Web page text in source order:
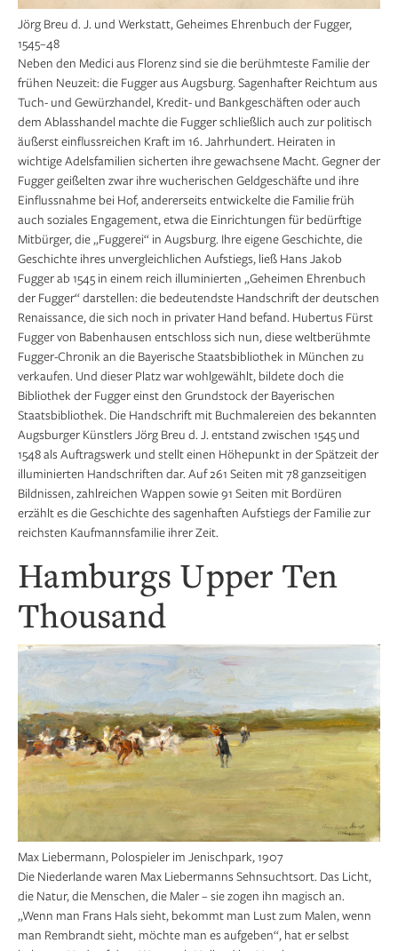
Jörg Breu d. J. und Werkstatt, Geheimes Ehrenbuch der Fugger,
1545–48
Neben den Medici aus Florenz sind sie die berühmteste Familie der
frühen Neuzeit: die Fugger aus Augsburg. Sagenhafter Reichtum aus
Tuch- und Gewürzhandel, Kredit- und Bankgeschäften oder auch
dem Ablasshandel machte die Fugger schließlich auch zur politisch
äußerst einflussreichen Kraft im 16. Jahrhundert. Heiraten in
wichtige Adelsfamilien sicherten ihre gewachsene Macht. Gegner der
Fugger geißelten zwar ihre wucherischen Geldgeschäfte und ihre
Einflussnahme bei Hof, andererseits entwickelte die Familie früh
auch soziales Engagement, etwa die Einrichtungen für bedürftige
Mitbürger, die „Fuggerei“ in Augsburg. Ihre eigene Geschichte, die
Geschichte ihres unvergleichlichen Aufstiegs, ließ Hans Jakob
Fugger ab 1545 in einem reich illuminierten „Geheimen Ehrenbuch
der Fugger“ darstellen: die bedeutendste Handschrift der deutschen
Renaissance, die sich noch in privater Hand befand. Hubertus Fürst
Fugger von Babenhausen entschloss sich nun, diese weltberühmte
Fugger-Chronik an die Bayerische Staatsbibliothek in München zu
verkaufen. Und dieser Platz war wohlgewählt, bildete doch die
Bibliothek der Fugger einst den Grundstock der Bayerischen
Staatsbibliothek. Die Handschrift mit Buchmalereien des bekannten
Augsburger Künstlers Jörg Breu d. J. entstand zwischen 1545 und
1548 als Auftragswerk und stellt einen Höhepunkt in der Spätzeit der
illuminierten Handschriften dar. Auf 261 Seiten mit 78 ganzseitigen
Bildnissen, zahlreichen Wappen sowie 91 Seiten mit Bordüren
erzählt es die Geschichte des sagenhaften Aufstiegs der Familie zur
reichsten Kaufmannsfamilie ihrer Zeit.
Hamburgs Upper Ten
Thousand
Max Liebermann, Polospieler im Jenischpark, 1907
Die Niederlande waren Max Liebermanns Sehnsuchtsort. Das Licht,
die Natur, die Menschen, die Maler – sie zogen ihn magisch an.
„Wenn man Frans Hals sieht, bekommt man Lust zum Malen, wenn
man Rembrandt sieht, möchte man es aufgeben“, hat er selbst